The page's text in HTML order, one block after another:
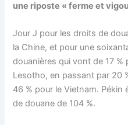
une riposte « ferme et
Jour J pour les droits de
la Chine, et pour une
douanières qui vont de 17 %
Lesotho, en passant par 20
46 % pour le Vietnam.
de douane de 104 %.